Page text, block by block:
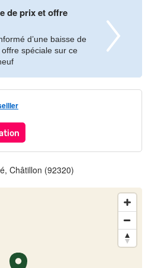
de prix et offre
d’une baisse de
offre spéciale sur ce
Châtillon (92320)